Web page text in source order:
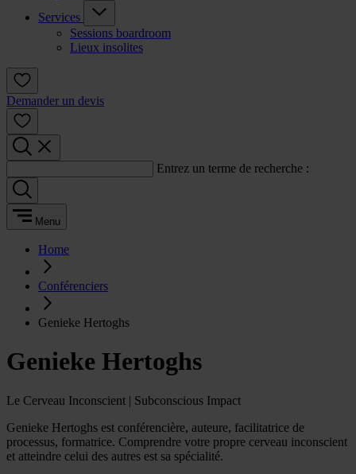
Services
Sessions boardroom
Lieux insolites
Demander un devis
Entrez un terme de recherche :
Menu
Home
Conférenciers
Genieke Hertoghs
Genieke Hertoghs
Le Cerveau Inconscient | Subconscious Impact
Genieke Hertoghs est conférencière, auteure, facilitatrice de
processus, formatrice. Comprendre votre propre cerveau inconscient
et atteindre celui des autres est sa spécialité.